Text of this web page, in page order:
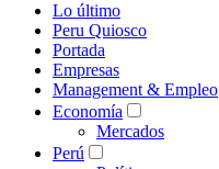
Lo último
Peru Quiosco
Portada
Empresas
Management & Empleo
Economía
Mercados
Perú